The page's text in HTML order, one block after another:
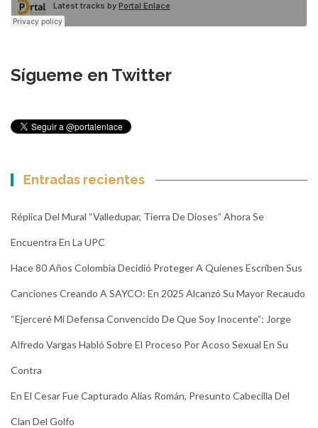
Sígueme en Twitter
Entradas recientes
Réplica Del Mural “Valledupar, Tierra De Dioses” Ahora Se
Encuentra En La UPC
Hace 80 Años Colombia Decidió Proteger A Quienes Escriben Sus
Canciones Creando A SAYCO: En 2025 Alcanzó Su Mayor Recaudo
“Ejerceré Mi Defensa Convencido De Que Soy Inocente”: Jorge
Alfredo Vargas Habló Sobre El Proceso Por Acoso Sexual En Su
Contra
En El Cesar Fue Capturado Alias Román, Presunto Cabecilla Del
Clan Del Golfo